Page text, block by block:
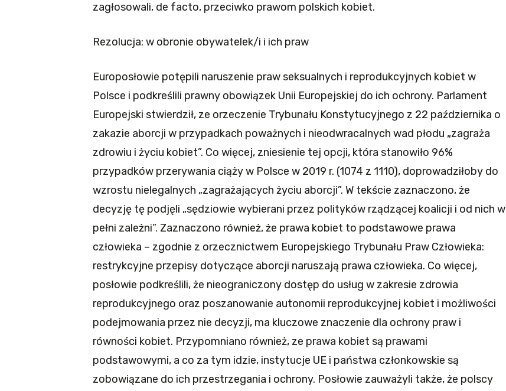
zagłosowali, de facto, przeciwko prawom polskich kobiet.
Rezolucja: w obronie obywatelek/i i ich praw
Europosłowie potępili naruszenie praw seksualnych i reprodukcyjnych kobiet w
Polsce i podkreślili prawny obowiązek Unii Europejskiej do ich ochrony. Parlament
Europejski stwierdził, ze orzeczenie Trybunału Konstytucyjnego z 22 października o
zakazie aborcji w przypadkach poważnych i nieodwracalnych wad płodu „zagraża
zdrowiu i życiu kobiet”. Co więcej, zniesienie tej opcji, która stanowiło 96%
przypadków przerywania ciąży w Polsce w 2019 r. (1074 z 1110), doprowadziłoby do
wzrostu nielegalnych „zagrażających życiu aborcji”. W tekście zaznaczono, że
decyzję tę podjęli „sędziowie wybierani przez polityków rządzącej koalicji i od nich w
pełni zależni”. Zaznaczono również, że prawa kobiet to podstawowe prawa
człowieka – zgodnie z orzecznictwem Europejskiego Trybunału Praw Człowieka:
restrykcyjne przepisy dotyczące aborcji naruszają prawa człowieka. Co więcej,
posłowie podkreślili, że nieograniczony dostęp do usług w zakresie zdrowia
reprodukcyjnego oraz poszanowanie autonomii reprodukcyjnej kobiet i możliwości
podejmowania przez nie decyzji, ma kluczowe znaczenie dla ochrony praw i
równości kobiet. Przypomniano również, ze prawa kobiet są prawami
podstawowymi, a co za tym idzie, instytucje UE i państwa członkowskie są
zobowiązane do ich przestrzegania i ochrony. Posłowie zauważyli także, że polscy